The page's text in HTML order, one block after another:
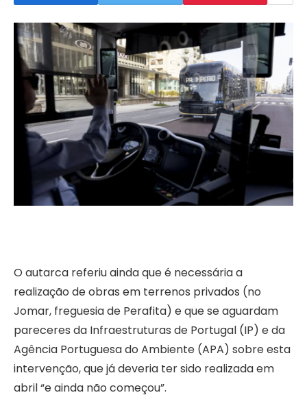
O autarca referiu ainda que é necessária a
realização de obras em terrenos privados (no
Jomar, freguesia de Perafita) e que se aguardam
pareceres da Infraestruturas de Portugal (IP) e da
Agência Portuguesa do Ambiente (APA) sobre esta
intervenção, que já deveria ter sido realizada em
abril “e ainda não começou”.